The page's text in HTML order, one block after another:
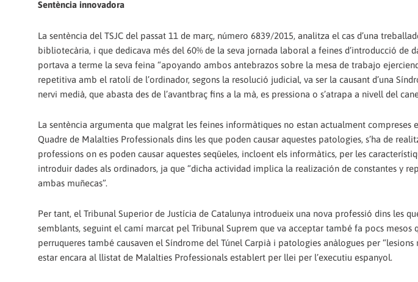
Sentència innovadora
La sentència del TSJC del passat 11 de març, número 6839/2015, analitza el cas d’una
bibliotecària, i que dedicava més del 60% de la seva jornada laboral a feines d’introducció de
portava a terme la seva feina “apoyando ambos antebrazos sobre la mesa de trabajo
repetitiva amb el ratolí de l’ordinador, segons la resolució judicial, va ser la causant d’una
nervi medià, que abasta des de l’avantbraç fins a la mà, es pressiona o s’atrapa a nivell del
La sentència argumenta que malgrat les feines informàtiques no estan actualment compreses
Quadre de Malalties Professionals dins les que poden causar aquestes patologies, s’ha de
professions on es poden causar aquestes seqüeles, incloent els informàtics, per les
introduir dades als ordinadors, ja que “dicha actividad implica la realización de constantes y
ambas muñecas”.
Per tant, el Tribunal Superior de Justícia de Catalunya introdueix una nova professió dins les
semblants, seguint el camí marcat pel Tribunal Suprem que va acceptar també fa pocs mesos
perruqueres també causaven el Síndrome del Túnel Carpià i patologies anàlogues per “lesions
estar encara al llistat de Malalties Professionals establert per llei per l’executiu espanyol.